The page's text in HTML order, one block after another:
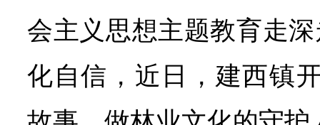
会主义思想主题教育走
化自信，近日，建西镇